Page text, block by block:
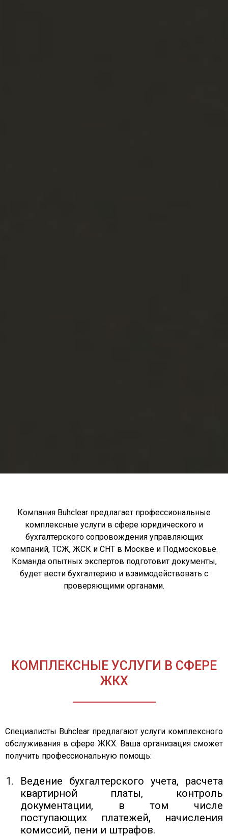
Компания Buhclear предлагает профессиональные
комплексные услуги в сфере юридического и
бухгалтерского сопровождения управляющих
компаний, ТСЖ, ЖСК и СНТ в Москве и Подмосковье.
Команда опытных экспертов подготовит документы,
будет вести бухгалтерию и взаимодействовать с
проверяющими органами.
КОМПЛЕКСНЫЕ УСЛУГИ В СФЕРЕ
ЖКХ
Специалисты Buhclear предлагают услуги комплексного
обслуживания в сфере ЖКХ. Ваша организация сможет
получить профессиональную помощь:
Ведение бухгалтерского учета, расчета
квартирной платы, контроль
документации, в том числе
поступающих платежей, начисления
комиссий, пени и штрафов.